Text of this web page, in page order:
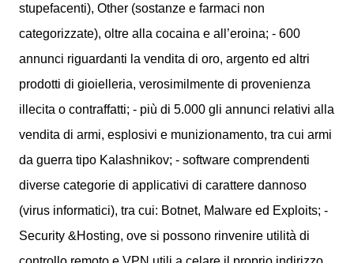
stupefacenti), Other (sostanze e farmaci non
categorizzate), oltre alla cocaina e all’eroina; - 600
annunci riguardanti la vendita di oro, argento ed altri
prodotti di gioielleria, verosimilmente di provenienza
illecita o contraffatti; - più di 5.000 gli annunci relativi alla
vendita di armi, esplosivi e munizionamento, tra cui armi
da guerra tipo Kalashnikov; - software comprendenti
diverse categorie di applicativi di carattere dannoso
(virus informatici), tra cui: Botnet, Malware ed Exploits; -
Security &Hosting, ove si possono rinvenire utilità di